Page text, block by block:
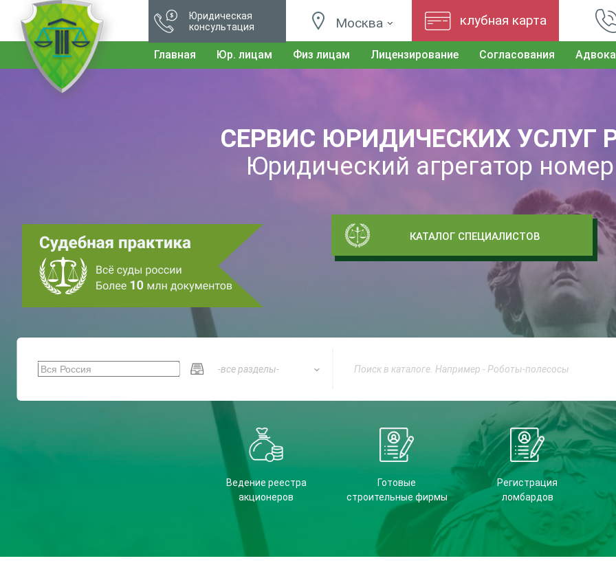
Юридическая
консультация
Москва клубная карта
Главная Юр. лицам Физ лицам Лицензирование Согласования
СЕРВИС ЮРИДИЧЕСКИХ УСЛУГ
Юридический агрегатор
КАТАЛОГ СПЕЦИАЛИСТОВ
Ведение реестра
акционеров
Готовые
строительные фирмы
Регистрация
ломбардов